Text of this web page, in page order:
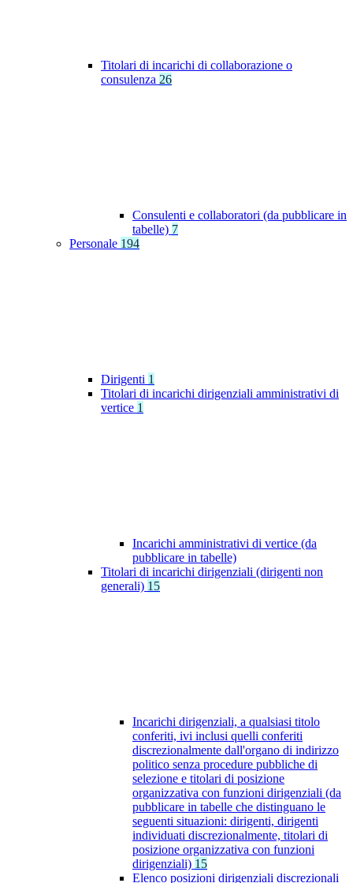
Titolari di incarichi di collaborazione o
consulenza 26
Consulenti e collaboratori (da pubblicare in
tabelle) 7
Personale 194
Dirigenti 1
Titolari di incarichi dirigenziali amministrativi di
vertice 1
Incarichi amministrativi di vertice (da
pubblicare in tabelle)
Titolari di incarichi dirigenziali (dirigenti non
generali) 15
Incarichi dirigenziali, a qualsiasi titolo
conferiti, ivi inclusi quelli conferiti
discrezionalmente dall'organo di indirizzo
politico senza procedure pubbliche di
selezione e titolari di posizione
organizzativa con funzioni dirigenziali (da
pubblicare in tabelle che distinguano le
seguenti situazioni: dirigenti, dirigenti
individuati discrezionalmente, titolari di
posizione organizzativa con funzioni
dirigenziali) 15
Elenco posizioni dirigenziali discrezionali